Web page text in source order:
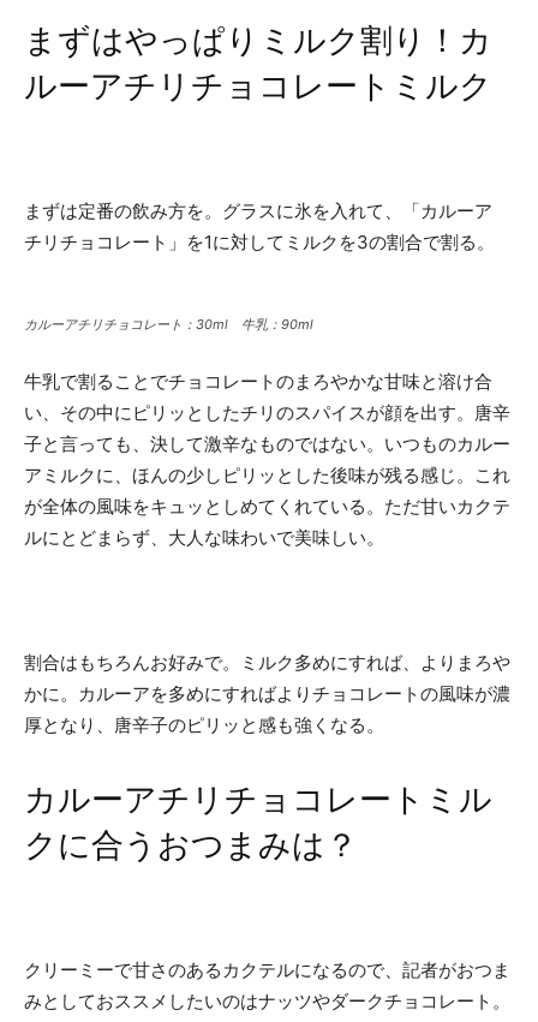
まずはやっぱりミルク割り！カ
ルーアチリチョコレートミルク
まずは定番の飲み方を。グラスに氷を入れて、「カルーア
チリチョコレート」を1に対してミルクを3の割合で割る。
カルーアチリチョコレート：30ml 牛乳：90ml
牛乳で割ることでチョコレートのまろやかな甘味と溶け合
い、その中にピリッとしたチリのスパイスが顔を出す。唐辛
子と言っても、決して激辛なものではない。いつものカルー
アミルクに、ほんの少しピリッとした後味が残る感じ。これ
が全体の風味をキュッとしめてくれている。ただ甘いカクテ
ルにとどまらず、大人な味わいで美味しい。
割合はもちろんお好みで。ミルク多めにすれば、よりまろや
かに。カルーアを多めにすればよりチョコレートの風味が濃
厚となり、唐辛子のピリッと感も強くなる。
カルーアチリチョコレートミル
クに合うおつまみは？
クリーミーで甘さのあるカクテルになるので、記者がおつま
みとしておススメしたいのはナッツやダークチョコレート。